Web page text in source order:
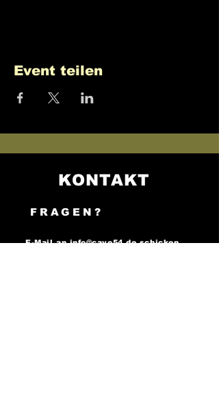
Event teilen
KONTAKT
FRAGEN?
E-Mail aninfo@cave54.deschicken.